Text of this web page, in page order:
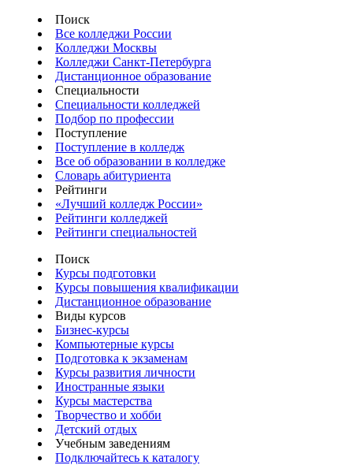
Поиск
Все колледжи России
Колледжи Москвы
Колледжи Санкт-Петербурга
Дистанционное образование
Специальности
Специальности колледжей
Подбор по профессии
Поступление
Поступление в колледж
Все об образовании в колледже
Словарь абитуриента
Рейтинги
«Лучший колледж России»
Рейтинги колледжей
Рейтинги специальностей
Поиск
Курсы подготовки
Курсы повышения квалификации
Дистанционное образование
Виды курсов
Бизнес-курсы
Компьютерные курсы
Подготовка к экзаменам
Курсы развития личности
Иностранные языки
Курсы мастерства
Творчество и хобби
Детский отдых
Учебным заведениям
Подключайтесь к каталогу